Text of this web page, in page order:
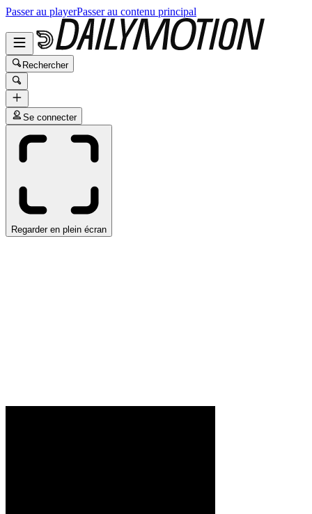
Passer au playerPasser au contenu principal
Rechercher
Se connecter
Regarder en plein écran